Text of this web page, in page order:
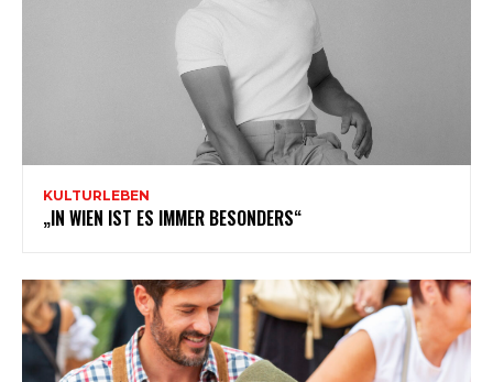
KULTURLEBEN
„IN WIEN IST ES IMMER BESONDERS“